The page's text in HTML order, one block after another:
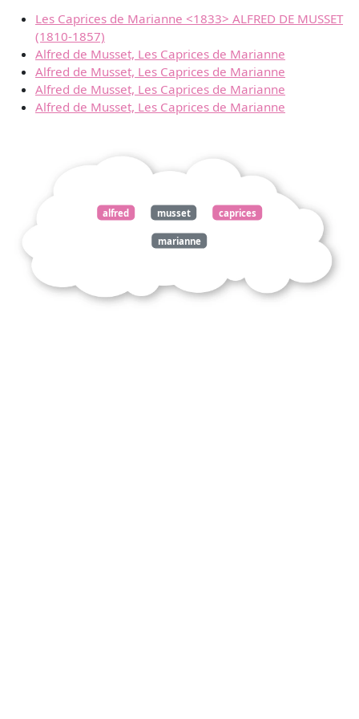
Les Caprices de Marianne <1833> ALFRED DE MUSSET
(1810-1857)
Alfred de Musset, Les Caprices de Marianne
Alfred de Musset, Les Caprices de Marianne
Alfred de Musset, Les Caprices de Marianne
Alfred de Musset, Les Caprices de Marianne
alfred musset caprices
marianne